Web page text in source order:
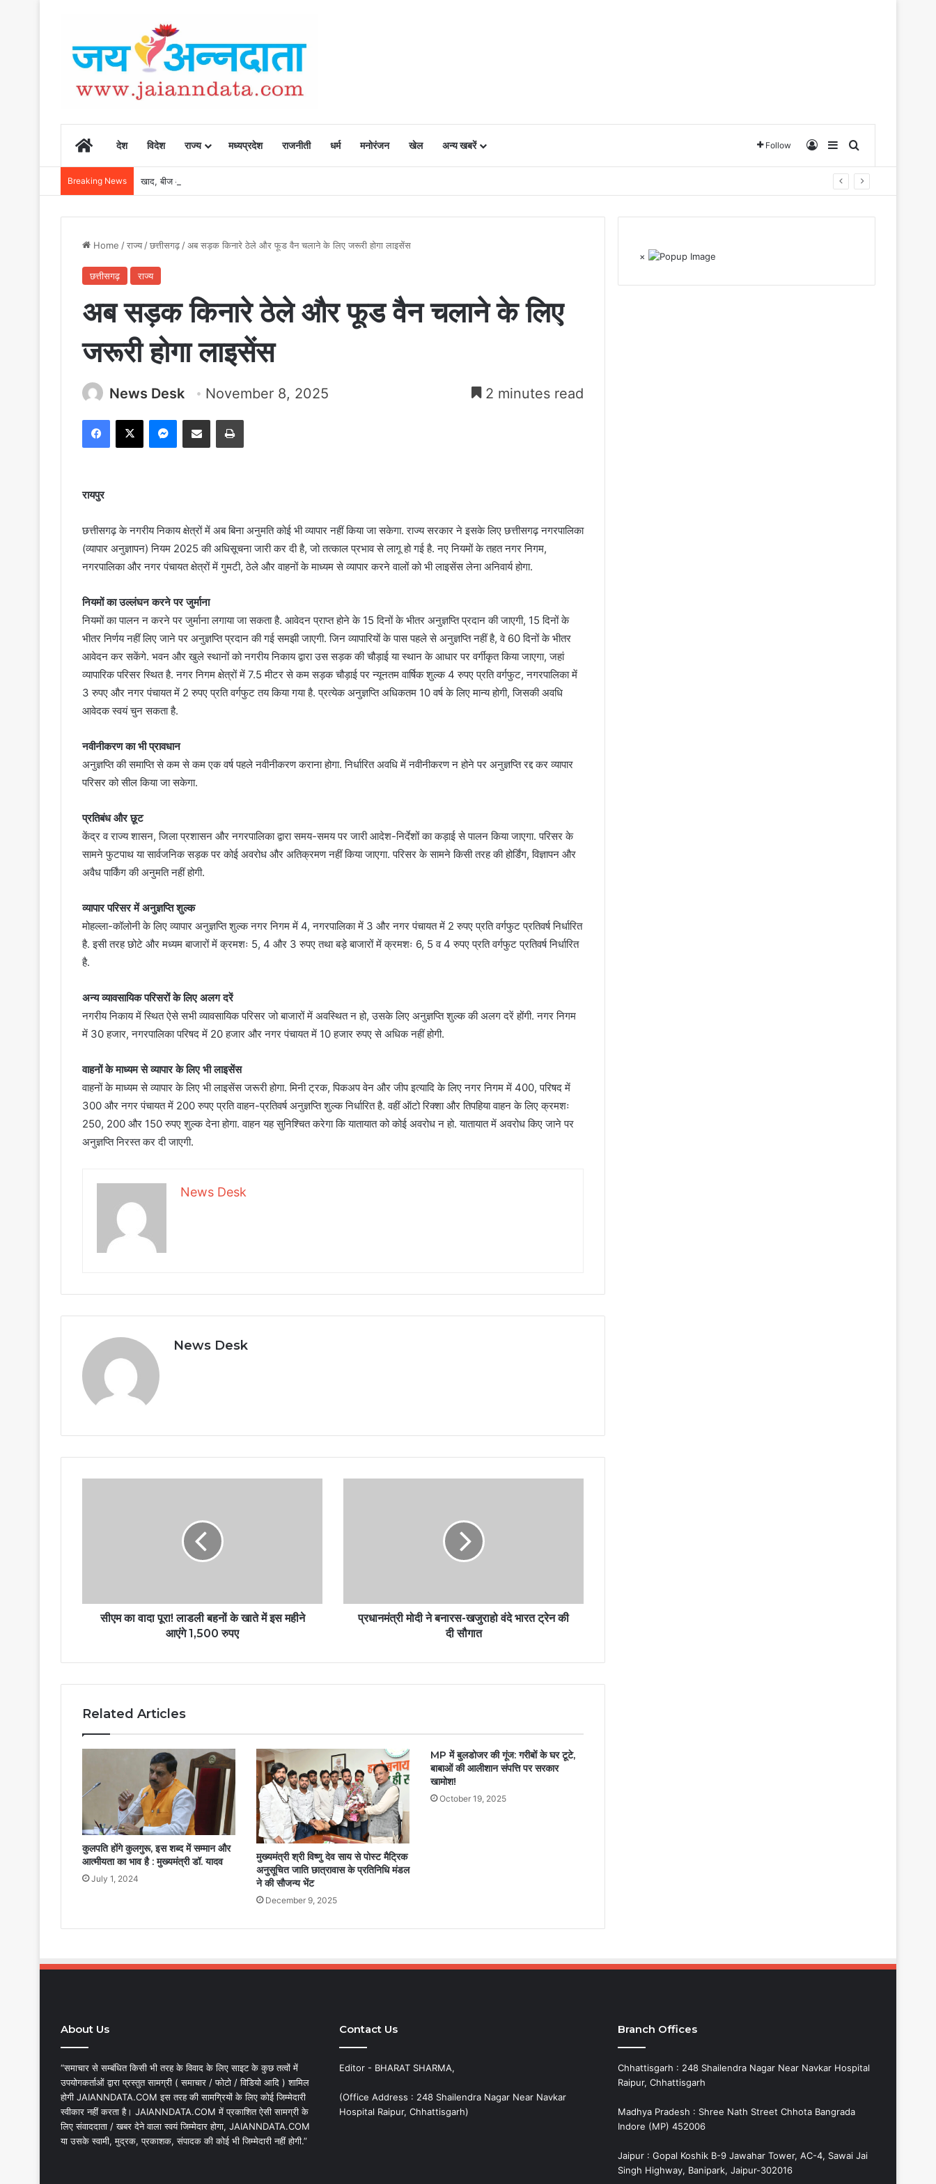
Homeदेश विदेश राज्य मध्यप्रदेश राजनीती धर्म मनोरंजन खेल अन्य खबरें Follow Log InSidebarSearch for
Breaking News खाद, बीज और उर्वरकों की समय पर उपलब्धता से किसानों में उत्साह, नैनो डीएपी और नैनो यूरिया बने किसानों के भरोसेमंद कृषि साथी…..
Home /राज्य/छत्तीसगढ़/अब सड़क किनारे ठेले और फूड वैन चलाने के लिए जरूरी होगा लाइसेंस
छत्तीसगढ़ राज्य
अब सड़क किनारे ठेले और फूड वैन चलाने के लिए
जरूरी होगा लाइसेंस
News Desk November 8, 2025 2 minutes read
Facebook
X Messenger
Share via Email Print
रायपुर
छत्तीसगढ़ के नगरीय निकाय क्षेत्रों में अब बिना अनुमति कोई भी व्यापार नहीं किया जा सकेगा. राज्य सरकार ने इसके लिए छत्तीसगढ़ नगरपालिका
(व्यापार अनुज्ञापन) नियम 2025 की अधिसूचना जारी कर दी है, जो तत्काल प्रभाव से लागू हो गई है. नए नियमों के तहत नगर निगम,
नगरपालिका और नगर पंचायत क्षेत्रों में गुमटी, ठेले और वाहनों के माध्यम से व्यापार करने वालों को भी लाइसेंस लेना अनिवार्य होगा.
नियमों का उल्लंघन करने पर जुर्माना
नियमों का पालन न करने पर जुर्माना लगाया जा सकता है. आवेदन प्राप्त होने के 15 दिनों के भीतर अनुज्ञप्ति प्रदान की जाएगी, 15 दिनों के
भीतर निर्णय नहीं लिए जाने पर अनुज्ञप्ति प्रदान की गई समझी जाएगी. जिन व्यापारियों के पास पहले से अनुज्ञप्ति नहीं है, वे 60 दिनों के भीतर
आवेदन कर सकेंगे. भवन और खुले स्थानों को नगरीय निकाय द्वारा उस सड़क की चौड़ाई या स्थान के आधार पर वर्गीकृत किया जाएगा, जहां
व्यापारिक परिसर स्थित है. नगर निगम क्षेत्रों में 7.5 मीटर से कम सड़क चौड़ाई पर न्यूनतम वार्षिक शुल्क 4 रुपए प्रति वर्गफुट, नगरपालिका में
3 रुपए और नगर पंचायत में 2 रुपए प्रति वर्गफुट तय किया गया है. प्रत्येक अनुज्ञप्ति अधिकतम 10 वर्ष के लिए मान्य होगी, जिसकी अवधि
आवेदक स्वयं चुन सकता है.
नवीनीकरण का भी प्रावधान
अनुज्ञप्ति की समाप्ति से कम से कम एक वर्ष पहले नवीनीकरण कराना होगा. निर्धारित अवधि में नवीनीकरण न होने पर अनुज्ञप्ति रद्द कर व्यापार
परिसर को सील किया जा सकेगा.
प्रतिबंध और छूट
केंद्र व राज्य शासन, जिला प्रशासन और नगरपालिका द्वारा समय-समय पर जारी आदेश-निर्देशों का कड़ाई से पालन किया जाएगा. परिसर के
सामने फुटपाथ या सार्वजनिक सड़क पर कोई अवरोध और अतिक्रमण नहीं किया जाएगा. परिसर के सामने किसी तरह की होर्डिंग, विज्ञापन और
अवैध पार्किंग की अनुमति नहीं होगी.
व्यापार परिसर में अनुज्ञप्ति शुल्क
मोहल्ला-कॉलोनी के लिए व्यापार अनुज्ञप्ति शुल्क नगर निगम में 4, नगरपालिका में 3 और नगर पंचायत में 2 रुपए प्रति वर्गफुट प्रतिवर्ष निर्धारित
है. इसी तरह छोटे और मध्यम बाजारों में क्रमशः 5, 4 और 3 रुपए तथा बड़े बाजारों में क्रमशः 6, 5 व 4 रुपए प्रति वर्गफुट प्रतिवर्ष निर्धारित
है.
अन्य व्यावसायिक परिसरों के लिए अलग दरें
नगरीय निकाय में स्थित ऐसे सभी व्यावसायिक परिसर जो बाजारों में अवस्थित न हो, उसके लिए अनुज्ञप्ति शुल्क की अलग दरें होंगी. नगर निगम
में 30 हजार, नगरपालिका परिषद में 20 हजार और नगर पंचायत में 10 हजार रुपए से अधिक नहीं होगी.
वाहनों के माध्यम से व्यापार के लिए भी लाइसेंस
वाहनों के माध्यम से व्यापार के लिए भी लाइसेंस जरूरी होगा. मिनी ट्रक, पिकअप वेन और जीप इत्यादि के लिए नगर निगम में 400, परिषद में
300 और नगर पंचायत में 200 रुपए प्रति वाहन-प्रतिवर्ष अनुज्ञप्ति शुल्क निर्धारित है. वहीं ऑटो रिक्शा और तिपहिया वाहन के लिए क्रमशः
250, 200 और 150 रुपए शुल्क देना होगा. वाहन यह सुनिश्चित करेगा कि यातायात को कोई अवरोध न हो. यातायात में अवरोध किए जाने पर
अनुज्ञप्ति निरस्त कर दी जाएगी.
News Desk
News Desk
सीएम का वादा पूरा! लाडली बहनों के खाते में इस महीने
आएंगे 1,500 रुपए
प्रधानमंत्री मोदी ने बनारस-खजुराहो वंदे भारत ट्रेन की
दी सौगात
Related Articles
कुलपति होंगे कुलगुरू, इस शब्द में सम्मान और
आत्मीयता का भाव है : मुख्यमंत्री डॉ. यादव
July 1, 2024
मुख्यमंत्री श्री विष्णु देव साय से पोस्ट मैट्रिक
अनुसूचित जाति छात्रावास के प्रतिनिधि मंडल
ने की सौजन्य भेंट
December 9, 2025
MP में बुलडोजर की गूंज: गरीबों के घर टूटे,
बाबाओं की आलीशान संपत्ति पर सरकार
खामोश!
October 19, 2025
×
About Us
“समाचार से सम्बंधित किसी भी तरह के विवाद के लिए साइट के कुछ तत्वों में
उपयोगकर्ताओं द्वारा प्रस्तुत सामग्री ( समाचार / फोटो / विडियो आदि ) शामिल
होगी JAIANNDATA.COM इस तरह की सामग्रियों के लिए कोई जिम्मेदारी
स्वीकार नहीं करता है। JAIANNDATA.COM में प्रकाशित ऐसी सामग्री के
लिए संवाददाता / खबर देने वाला स्वयं जिम्मेदार होगा, JAIANNDATA.COM
या उसके स्वामी, मुद्रक, प्रकाशक, संपादक की कोई भी जिम्मेदारी नहीं होगी.”
Contact Us
Editor - BHARAT SHARMA,
(Office Address : 248 Shailendra Nagar Near Navkar
Hospital Raipur, Chhattisgarh)
Branch Offices
Chhattisgarh : 248 Shailendra Nagar Near Navkar Hospital
Raipur, Chhattisgarh
Madhya Pradesh : Shree Nath Street Chhota Bangrada
Indore (MP) 452006
Jaipur : Gopal Koshik B-9 Jawahar Tower, AC-4, Sawai Jai
Singh Highway, Banipark, Jaipur-302016